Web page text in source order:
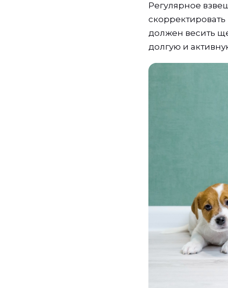
Регулярное
должен весить
долгую и